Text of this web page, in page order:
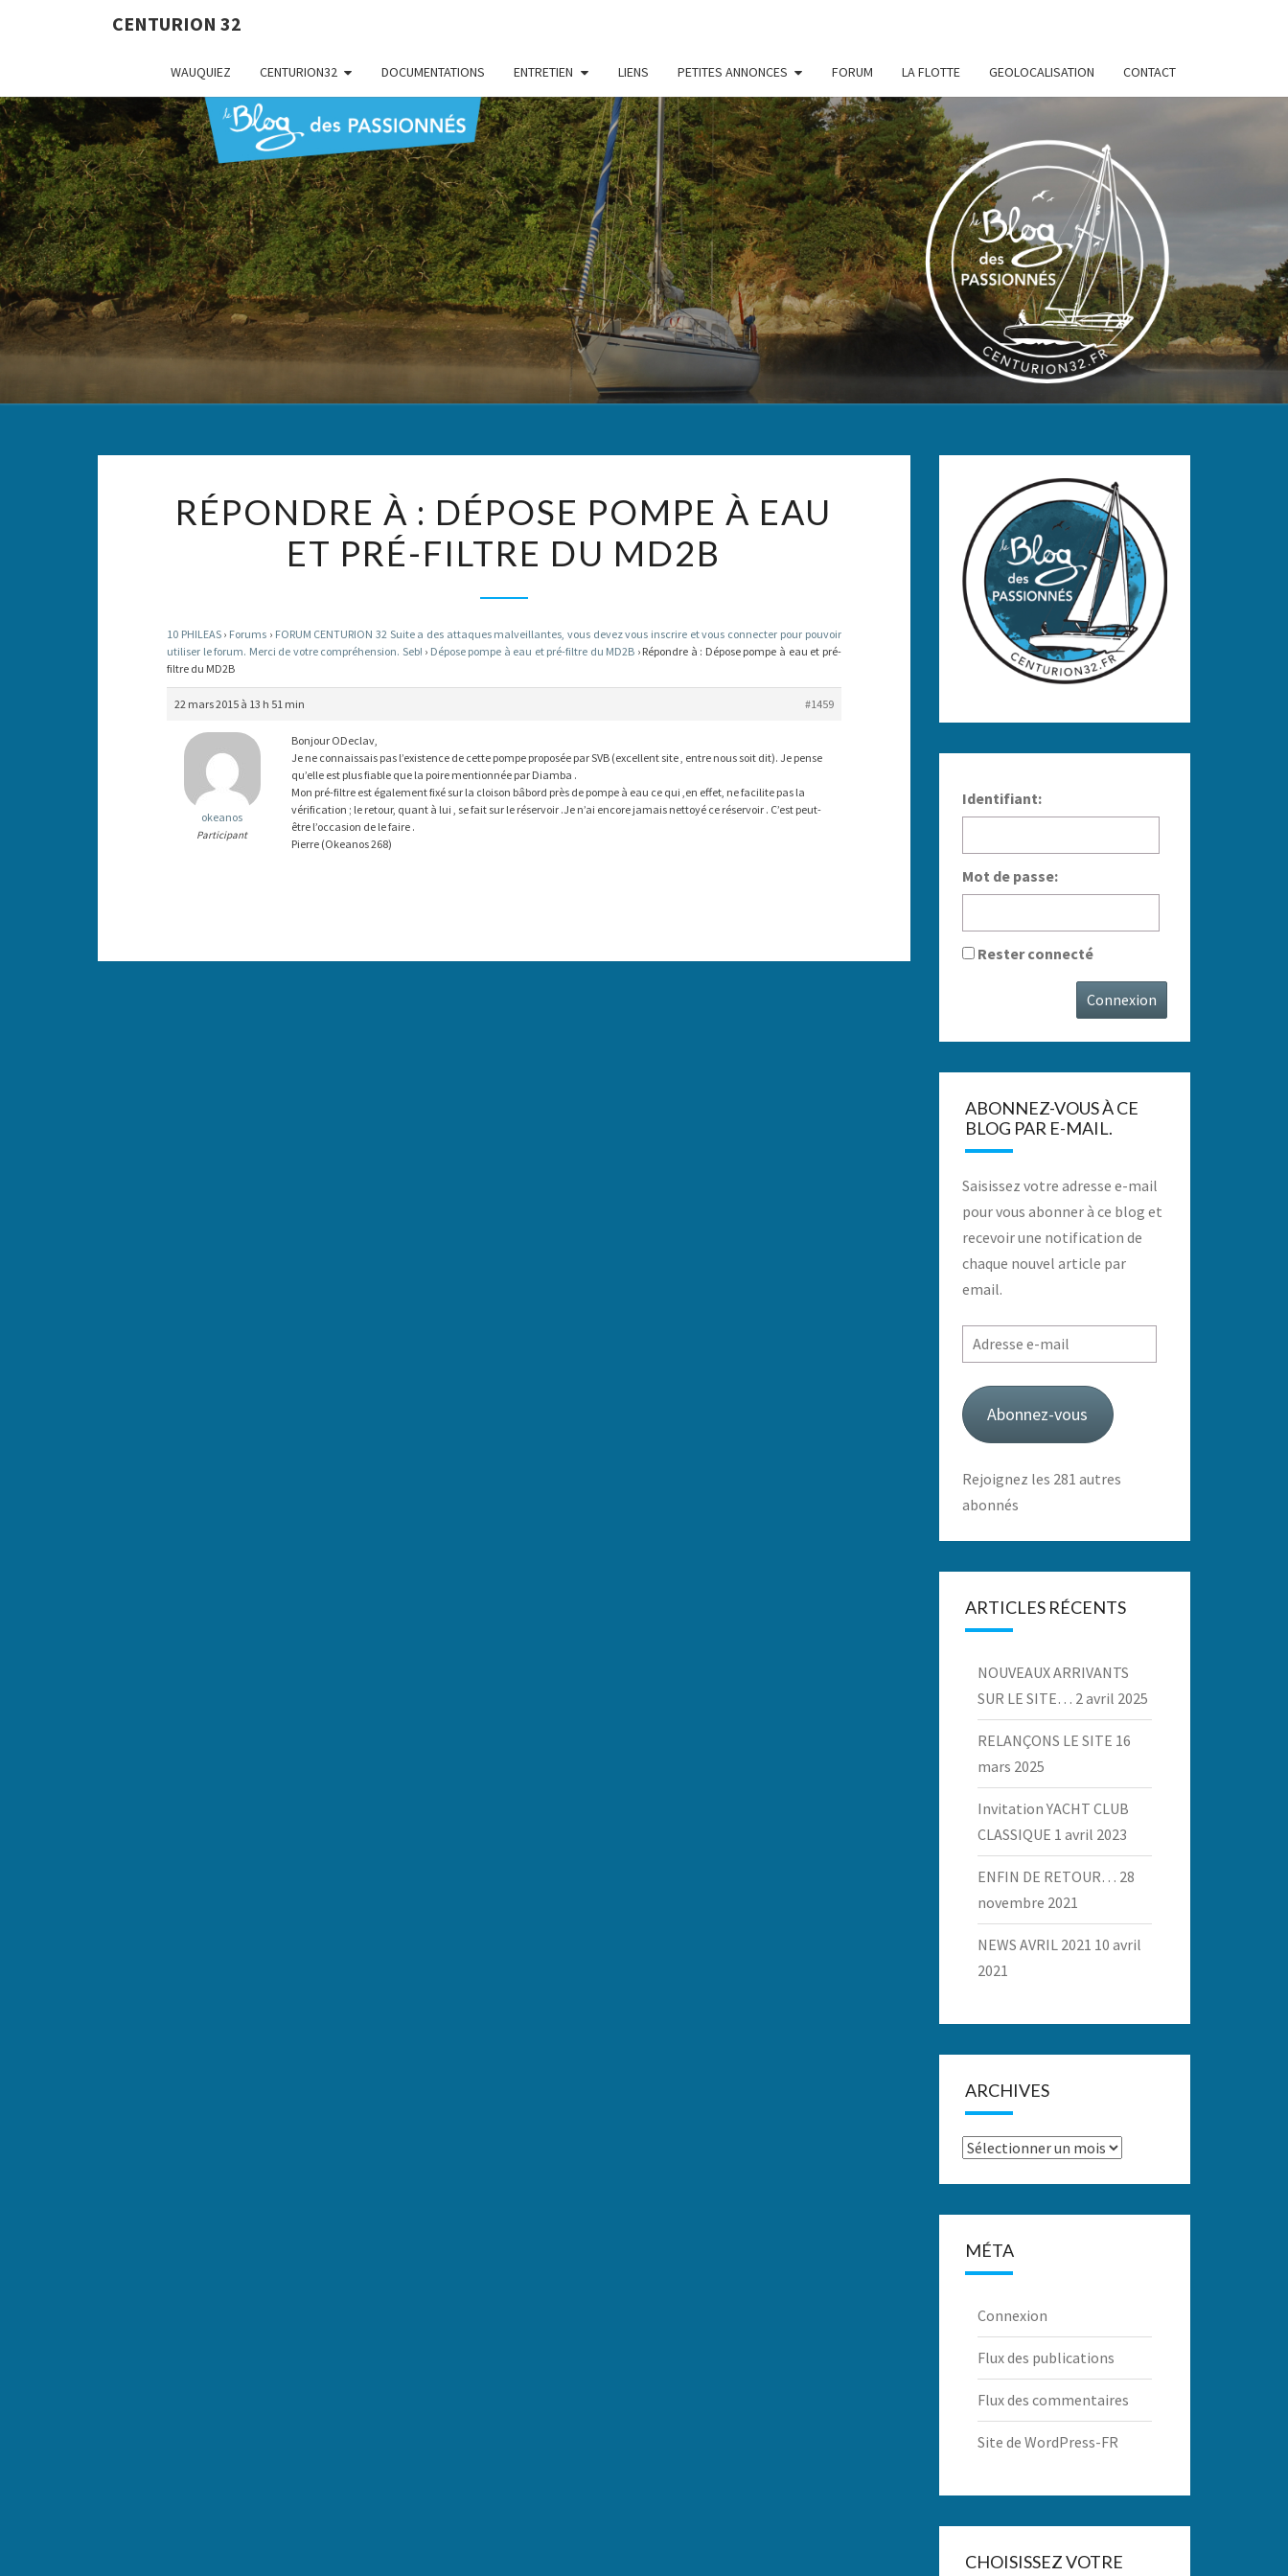
CENTURION 32
WAUQUIEZ CENTURION32 DOCUMENTATIONS ENTRETIEN LIENS PETITES ANNONCES FORUM LA FLOTTE GEOLOCALISATION CONTACT
CENTURION
32
Le Blog
Des
Passionnés
À :
DÉPOSE
POMPE
À
EAU
ET
PRÉ-
MD2B
RÉPONDRE À : DÉPOSE POMPE À EAU
ET PRÉ-FILTRE DU MD2B
10 PHILEAS › Forums › FORUM CENTURION 32 Suite a des attaques malveillantes, vous devez vous inscrire et vous connecter pour pouvoir
utiliser le forum. Merci de votre compréhension. Seb! › Dépose pompe à eau et pré-filtre du MD2B › Répondre à : Dépose pompe à eau et pré-
filtre du MD2B
22 mars 2015 à 13 h 51 min #1459
okeanos
Participant
Bonjour ODeclav,
Je ne connaissais pas l’existence de cette pompe proposée par SVB (excellent site , entre nous soit dit). Je pense
qu’elle est plus fiable que la poire mentionnée par Diamba .
Mon pré-filtre est également fixé sur la cloison bâbord près de pompe à eau ce qui ,en effet, ne facilite pas la
vérification ; le retour, quant à lui , se fait sur le réservoir .Je n’ai encore jamais nettoyé ce réservoir . C’est peut-
être l’occasion de le faire .
Pierre (Okeanos 268)
Identifiant:
Mot de passe:
Rester connecté
Connexion
ABONNEZ-VOUS À CE
BLOG PAR E-MAIL.
Saisissez votre adresse e-mail
pour vous abonner à ce blog et
recevoir une notification de
chaque nouvel article par
email.
Adresse
e-
mail
Abonnez-vous
Rejoignez les 281 autres
abonnés
ARTICLES RÉCENTS
NOUVEAUX ARRIVANTS
SUR LE SITE… 2 avril 2025
RELANÇONS LE SITE 16
mars 2025
Invitation YACHT CLUB
CLASSIQUE 1 avril 2023
ENFIN DE RETOUR… 28
novembre 2021
NEWS AVRIL 2021 10 avril
2021
ARCHIVES
Archives
MÉTA
Connexion
Flux des publications
Flux des commentaires
Site de WordPress-FR
CHOISISSEZ VOTRE